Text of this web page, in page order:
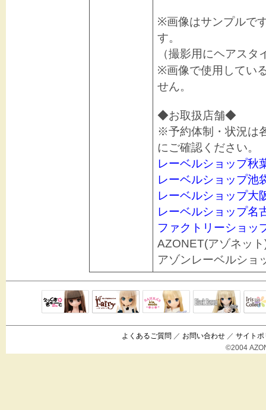
※画像はサンプルで
す。
（撮影用にヘアス
※画像で使用してい
せん。
◆お取扱店舗◆
※予約体制・状況は
にご確認ください。
レーベルショップ秋
レーベルショップ池
レーベルショップ大
レーベルショップ名
ファクトリーショッ
AZONET(アゾネット
アゾンレーベルショ
よくあるご質問 ／ お問い合わせ ／ サイトポ
©2004